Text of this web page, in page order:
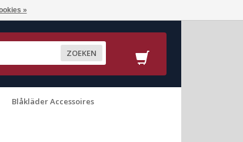
ZOEKEN
Blåkläder Accessoires
»